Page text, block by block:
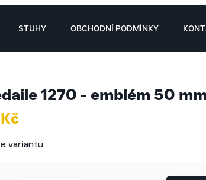
STUHY OBCHODNÍ PODMÍNKY
1270 - emblém 50 mm
variantu